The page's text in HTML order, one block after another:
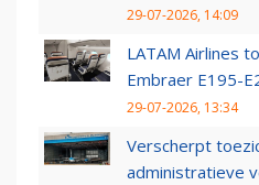
29-07-2026, 14:09
LATAM Airlines
Embraer E195-
29-07-2026, 13:34
Verscherpt
administratieve